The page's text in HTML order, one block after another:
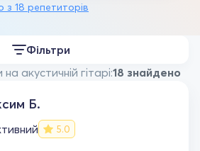
18 репетиторів
акустичній гітарі:18 знайдено
Фільтри
Б.
5.0